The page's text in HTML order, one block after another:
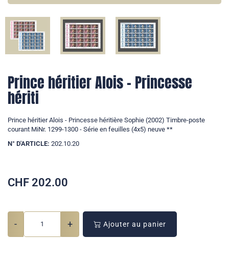
Prince héritier Alois - Princesse
hériti
Prince héritier Alois - Princesse héritière Sophie (2002) Timbre-poste
courant MiNr. 1299-1300 - Série en feuilles (4x5) neuve **
N° D'ARTICLE: 202.10.20
CHF 202.00
- + Ajouter au panier